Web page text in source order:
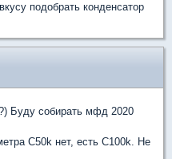
подобрать конденсатор
Буду собирать мфд 2020
C50k нет, есть C100k. Не